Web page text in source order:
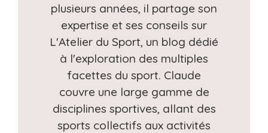
plusieurs années, il partage son
expertise et ses conseils sur
L'Atelier du Sport, un blog dédié
à l'exploration des multiples
facettes du sport. Claude
couvre une large gamme de
disciplines sportives, allant des
sports collectifs aux activités